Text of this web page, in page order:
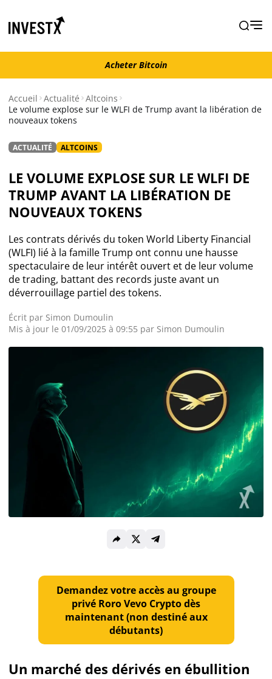
Acheter Bitcoin
Actualité
Actualité Bitcoin
Actualité Ethereum
Actualité Altcoins
Actualité NFT
Actualité Exchanges
Actualité IA
Acheter Cryptomonnaies
Prédictions
Cryptomonnaies
Bitcoin (BTC)
Ethereum (ETH)
Solana (SOL)
Ripple (XRP)
Acheter Bitcoin
Accueil Actualité Altcoins
Le volume explose sur le WLFI de Trump avant la libération de
nouveaux tokens
ACTUALITÉ ALTCOINS
LE VOLUME EXPLOSE SUR LE WLFI DE
TRUMP AVANT LA LIBÉRATION DE
NOUVEAUX TOKENS
Les contrats dérivés du token World Liberty Financial
(WLFI) lié à la famille Trump ont connu une hausse
spectaculaire de leur intérêt ouvert et de leur volume
de trading, battant des records juste avant un
déverrouillage partiel des tokens.
Écrit par Simon Dumoulin
Mis à jour le 01/09/2025 à 09:55 par Simon Dumoulin
Demandez votre accès au groupe
privé Roro Vevo Crypto dès
maintenant (non destiné aux
débutants)
Un marché des dérivés en ébullition